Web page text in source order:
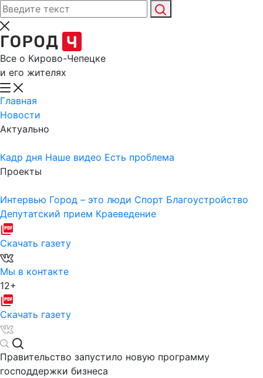
Все о Кирово-Чепецке
и его жителях
Главная
Новости
Актуально
Кадр дня Наше видео Есть проблема
Проекты
Интервью Город – это люди Спорт Благоустройство
Депутатский прием Краеведение
Скачать газету
Мы в контакте
12+
Скачать газету
Правительство запустило новую программу
господдержки бизнеса